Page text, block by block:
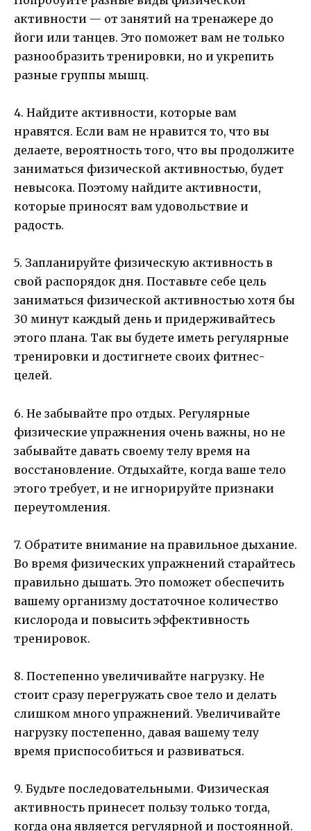
активности — от занятий на тренажере до
йоги или танцев. Это поможет вам не только
разнообразить тренировки, но и укрепить
разные группы мышц.
4. Найдите активности, которые вам
нравятся. Если вам не нравится то, что вы
делаете, вероятность того, что вы продолжите
заниматься физической активностью, будет
невысока. Поэтому найдите активности,
которые приносят вам удовольствие и
радость.
5. Запланируйте физическую активность в
свой распорядок дня. Поставьте себе цель
заниматься физической активностью хотя бы
30 минут каждый день и придерживайтесь
этого плана. Так вы будете иметь регулярные
тренировки и достигнете своих фитнес-
целей.
6. Не забывайте про отдых. Регулярные
физические упражнения очень важны, но не
забывайте давать своему телу время на
восстановление. Отдыхайте, когда ваше тело
этого требует, и не игнорируйте признаки
переутомления.
7. Обратите внимание на правильное дыхание.
Во время физических упражнений старайтесь
правильно дышать. Это поможет обеспечить
вашему организму достаточное количество
кислорода и повысить эффективность
тренировок.
8. Постепенно увеличивайте нагрузку. Не
стоит сразу перегружать свое тело и делать
слишком много упражнений. Увеличивайте
нагрузку постепенно, давая вашему телу
время приспособиться и развиваться.
9. Будьте последовательными. Физическая
активность принесет пользу только тогда,
когда она является регулярной и постоянной.